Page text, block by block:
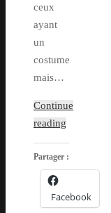
ceux
ayant
un
costume
mais…
Continue
reading
Partager :
Facebook